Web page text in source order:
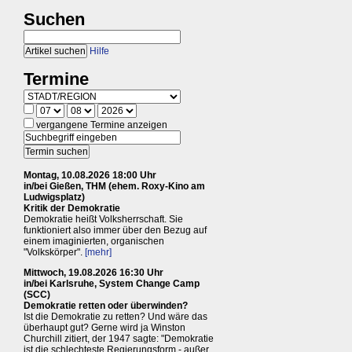
Suchen
Hilfe
Termine
vergangene Termine anzeigen
Montag, 10.08.2026 18:00 Uhr
in/bei Gießen, THM (ehem. Roxy-Kino am
Ludwigsplatz)
Kritik der Demokratie
Demokratie heißt Volksherrschaft. Sie
funktioniert also immer über den Bezug auf
einem imaginierten, organischen
"Volkskörper". [mehr]
Mittwoch, 19.08.2026 16:30 Uhr
in/bei Karlsruhe, System Change Camp
(SCC)
Demokratie retten oder überwinden?
Ist die Demokratie zu retten? Und wäre das
überhaupt gut? Gerne wird ja Winston
Churchill zitiert, der 1947 sagte: "Demokratie